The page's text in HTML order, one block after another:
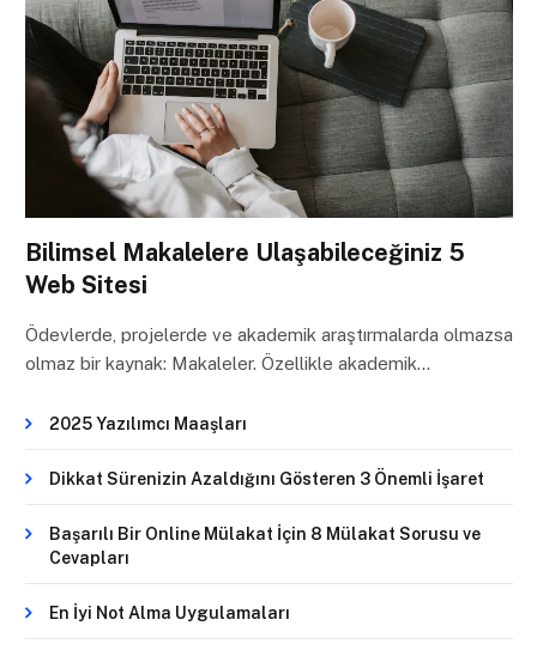
Bilimsel Makalelere Ulaşabileceğiniz 5
Web Sitesi
Ödevlerde, projelerde ve akademik araştırmalarda olmazsa
olmaz bir kaynak: Makaleler. Özellikle akademik…
2025 Yazılımcı Maaşları
Dikkat Sürenizin Azaldığını Gösteren 3 Önemli İşaret
Başarılı Bir Online Mülakat İçin 8 Mülakat Sorusu ve
Cevapları
En İyi Not Alma Uygulamaları